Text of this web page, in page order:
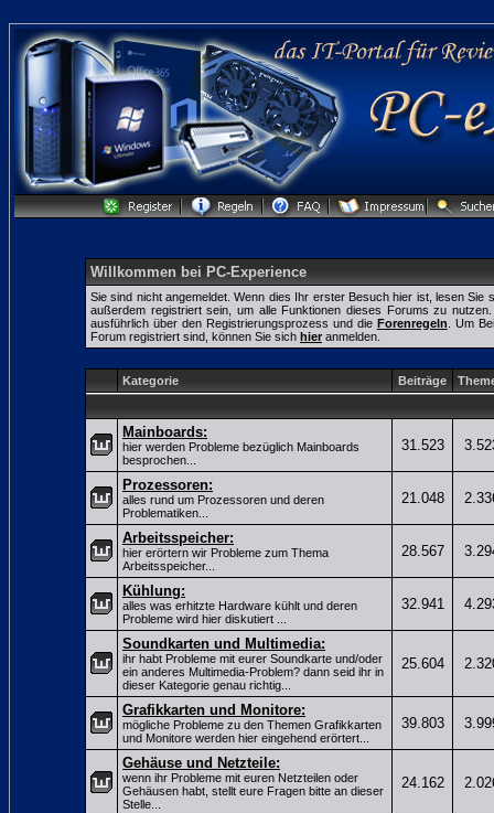
Willkommen bei PC-Experience
Sie sind nicht angemeldet. Wenn dies Ihr erster Besuch hier ist, lesen Sie
außerdem registriert sein, um alle Funktionen dieses Forums zu
ausführlich über den Registrierungsprozess und die Forenregeln. Um
Forum registriert sind, können Sie sich hier anmelden.
Kategorie Beiträge
Mainboards:
hier werden Probleme bezüglich Mainboards
besprochen...
31.523
Prozessoren:
alles rund um Prozessoren und deren
Problematiken...
21.048
Arbeitsspeicher:
hier erörtern wir Probleme zum Thema
Arbeitsspeicher...
28.567
Kühlung:
alles was erhitzte Hardware kühlt und deren
Probleme wird hier diskutiert ...
32.941
Soundkarten und Multimedia:
ihr habt Probleme mit eurer Soundkarte und/oder
ein anderes Multimedia-Problem? dann seid ihr in
dieser Kategorie genau richtig...
25.604
Grafikkarten und Monitore:
mögliche Probleme zu den Themen Grafikkarten
und Monitore werden hier eingehend erörtert...
39.803
Gehäuse und Netzteile:
wenn ihr Probleme mit euren Netzteilen oder
Gehäusen habt, stellt eure Fragen bitte an dieser
Stelle...
24.162